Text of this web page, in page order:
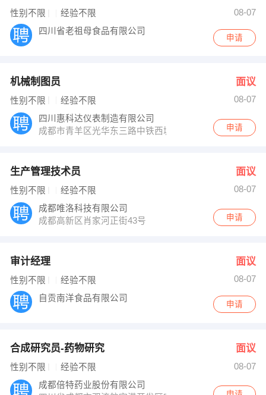
性别不限 经验不限
08-07
四川省老祖母食品有限公司
申请
机械制图员 面议
性别不限 经验不限
08-07
四川惠科达仪表制造有限公司
成都市青羊区光华东三路中铁西城写字楼4幢1单元1114室
申请
生产管理技术员 面议
性别不限 经验不限
08-07
成都唯洛科技有限公司
成都高新区肖家河正街43号
申请
审计经理 面议
性别不限 经验不限
08-07
自贡南洋食品有限公司
申请
合成研究员-药物研究 面议
性别不限 经验不限
08-07
成都倍特药业股份有限公司